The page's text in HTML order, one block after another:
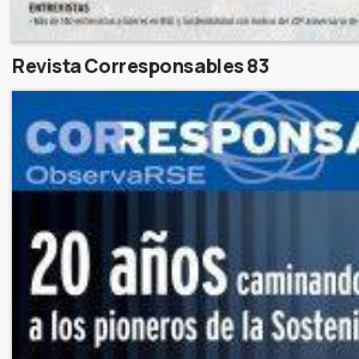
Revista Corresponsables 83